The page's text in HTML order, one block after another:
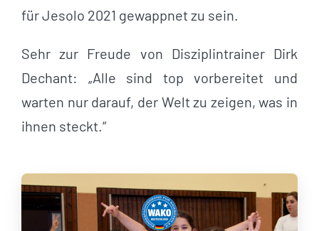
für Jesolo 2021 gewappnet zu sein.
Sehr zur Freude von Disziplintrainer Dirk
Dechant: „Alle sind top vorbereitet und
warten nur darauf, der Welt zu zeigen, was in
ihnen steckt.“